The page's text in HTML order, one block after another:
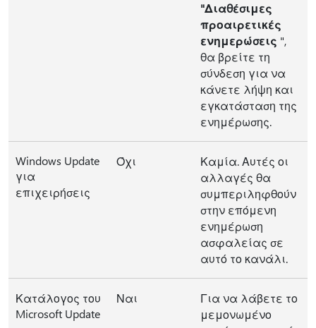
"Διαθέσιμες
προαιρετικές
ενημερώσεις ",
θα βρείτε τη
σύνδεση για να
κάνετε λήψη και
εγκατάσταση της
ενημέρωσης.
Windows Update
για
επιχειρήσεις
Όχι
Καμία. Αυτές οι
αλλαγές θα
συμπεριληφθούν
στην επόμενη
ενημέρωση
ασφαλείας σε
αυτό το κανάλι.
Κατάλογος του
Microsoft Update
Ναι
Για να λάβετε το
μεμονωμένο